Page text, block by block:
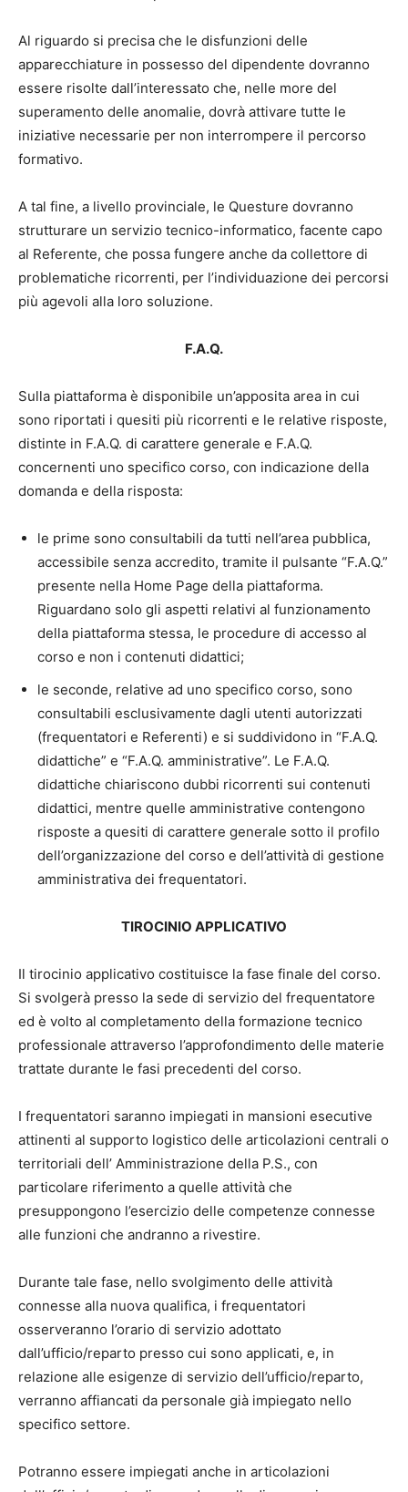
Al riguardo si precisa che le disfunzioni delle
apparecchiature in possesso del dipendente dovranno
essere risolte dall’interessato che, nelle more del
superamento delle anomalie, dovrà attivare tutte le
iniziative necessarie per non interrompere il percorso
formativo.
A tal fine, a livello provinciale, le Questure dovranno
strutturare un servizio tecnico-informatico, facente capo
al Referente, che possa fungere anche da collettore di
problematiche ricorrenti, per l’individuazione dei percorsi
più agevoli alla loro soluzione.
F.A.Q.
Sulla piattaforma è disponibile un’apposita area in cui
sono riportati i quesiti più ricorrenti e le relative risposte,
distinte in F.A.Q. di carattere generale e F.A.Q.
concernenti uno specifico corso, con indicazione della
domanda e della risposta:
le prime sono consultabili da tutti nell’area pubblica,
accessibile senza accredito, tramite il pulsante “F.A.Q.”
presente nella Home Page della piattaforma.
Riguardano solo gli aspetti relativi al funzionamento
della piattaforma stessa, le procedure di accesso al
corso e non i contenuti didattici;
le seconde, relative ad uno specifico corso, sono
consultabili esclusivamente dagli utenti autorizzati
(frequentatori e Referenti) e si suddividono in “F.A.Q.
didattiche” e “F.A.Q. amministrative”. Le F.A.Q.
didattiche chiariscono dubbi ricorrenti sui contenuti
didattici, mentre quelle amministrative contengono
risposte a quesiti di carattere generale sotto il profilo
dell’organizzazione del corso e dell’attività di gestione
amministrativa dei frequentatori.
TIROCINIO APPLICATIVO
Il tirocinio applicativo costituisce la fase finale del corso.
Si svolgerà presso la sede di servizio del frequentatore
ed è volto al completamento della formazione tecnico
professionale attraverso l’approfondimento delle materie
trattate durante le fasi precedenti del corso.
I frequentatori saranno impiegati in mansioni esecutive
attinenti al supporto logistico delle articolazioni centrali o
territoriali dell’ Amministrazione della P.S., con
particolare riferimento a quelle attività che
presuppongono l’esercizio delle competenze connesse
alle funzioni che andranno a rivestire.
Durante tale fase, nello svolgimento delle attività
connesse alla nuova qualifica, i frequentatori
osserveranno l’orario di servizio adottato
dall’ufficio/reparto presso cui sono applicati, e, in
relazione alle esigenze di servizio dell’ufficio/reparto,
verranno affiancati da personale già impiegato nello
specifico settore.
Potranno essere impiegati anche in articolazioni